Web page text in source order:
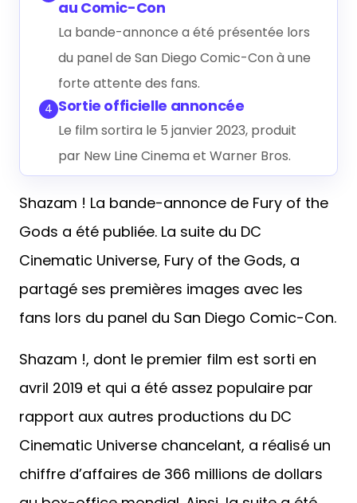
au Comic-Con
La bande-annonce a été présentée lors
du panel de San Diego Comic-Con à une
forte attente des fans.
4 Sortie officielle annoncée
Le film sortira le 5 janvier 2023, produit
par New Line Cinema et Warner Bros.
Shazam ! La bande-annonce de Fury of the
Gods a été publiée. La suite du DC
Cinematic Universe, Fury of the Gods, a
partagé ses premières images avec les
fans lors du panel du San Diego Comic-Con.
Shazam !, dont le premier film est sorti en
avril 2019 et qui a été assez populaire par
rapport aux autres productions du DC
Cinematic Universe chancelant, a réalisé un
chiffre d’affaires de 366 millions de dollars